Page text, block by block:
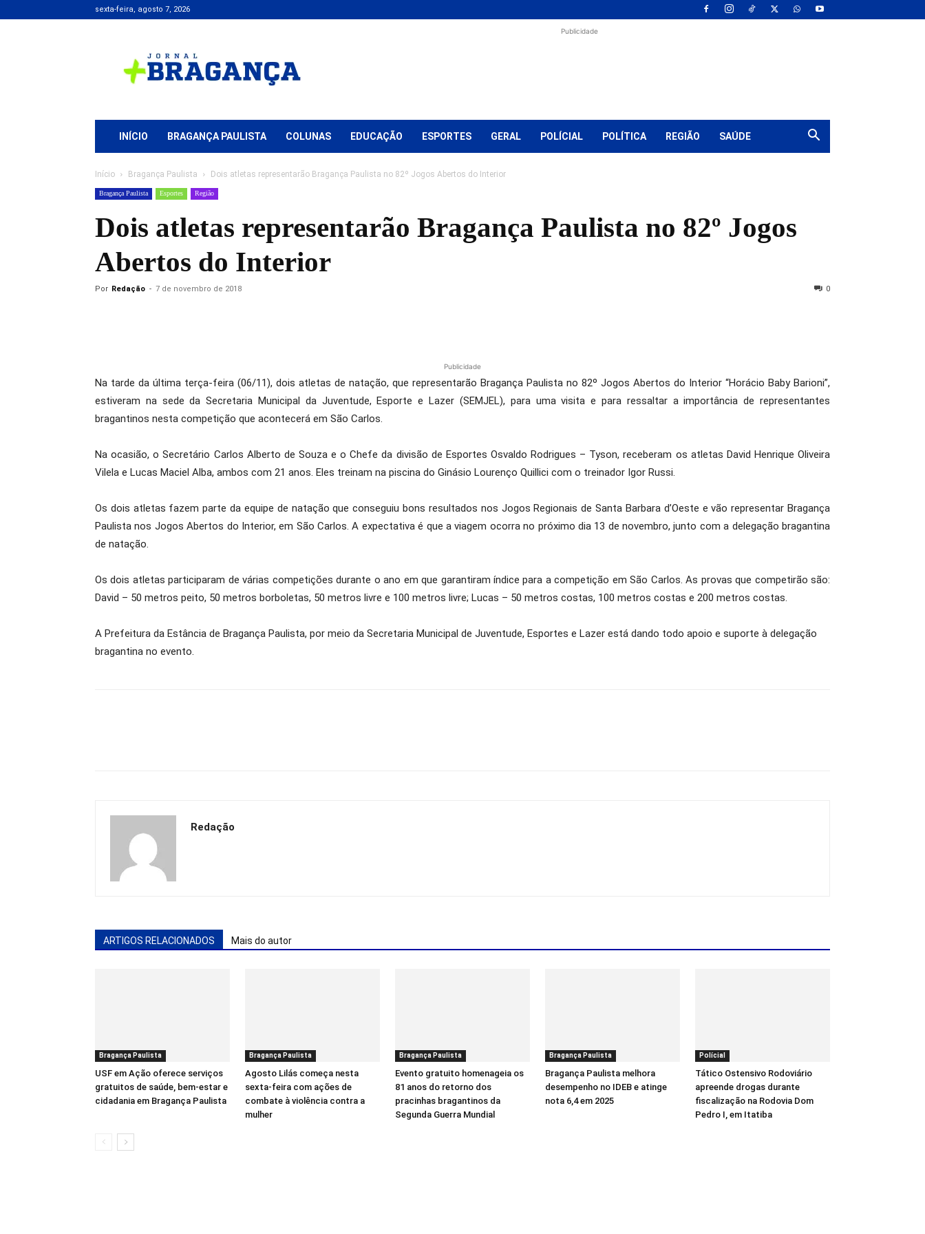
sexta-feira, agosto 7, 2026
+
Bragança
Publicidade
INÍCIO BRAGANÇA PAULISTA COLUNAS EDUCAÇÃO ESPORTES GERAL POLÍCIAL POLÍTICA REGIÃO SAÚDE
Início Bragança Paulista Dois atletas representarão Bragança Paulista no 82º Jogos Abertos do Interior
Bragança Paulista Esportes Região
Dois atletas representarão Bragança Paulista no 82º Jogos
Abertos do Interior
Por Redação - 7 de novembro de 2018 0
Publicidade
Na tarde da última terça-feira (06/11), dois atletas de natação, que representarão Bragança Paulista no 82º Jogos Abertos do Interior “Horácio Baby Barioni”,
estiveram na sede da Secretaria Municipal da Juventude, Esporte e Lazer (SEMJEL), para uma visita e para ressaltar a importância de representantes
bragantinos nesta competição que acontecerá em São Carlos.
Na ocasião, o Secretário Carlos Alberto de Souza e o Chefe da divisão de Esportes Osvaldo Rodrigues – Tyson, receberam os atletas David Henrique Oliveira
Vilela e Lucas Maciel Alba, ambos com 21 anos. Eles treinam na piscina do Ginásio Lourenço Quillici com o treinador Igor Russi.
Os dois atletas fazem parte da equipe de natação que conseguiu bons resultados nos Jogos Regionais de Santa Barbara d’Oeste e vão representar Bragança
Paulista nos Jogos Abertos do Interior, em São Carlos. A expectativa é que a viagem ocorra no próximo dia 13 de novembro, junto com a delegação bragantina
de natação.
Os dois atletas participaram de várias competições durante o ano em que garantiram índice para a competição em São Carlos. As provas que competirão são:
David – 50 metros peito, 50 metros borboletas, 50 metros livre e 100 metros livre; Lucas – 50 metros costas, 100 metros costas e 200 metros costas.
A Prefeitura da Estância de Bragança Paulista, por meio da Secretaria Municipal de Juventude, Esportes e Lazer está dando todo apoio e suporte à delegação
bragantina no evento.
Redação
ARTIGOS RELACIONADOS Mais do autor
Bragança Paulista
USF em Ação oferece serviços
gratuitos de saúde, bem-estar e
cidadania em Bragança Paulista
Bragança Paulista
Agosto Lilás começa nesta
sexta-feira com ações de
combate à violência contra a
mulher
Bragança Paulista
Evento gratuito homenageia os
81 anos do retorno dos
pracinhas bragantinos da
Segunda Guerra Mundial
Bragança Paulista
Bragança Paulista melhora
desempenho no IDEB e atinge
nota 6,4 em 2025
Polícial
Tático Ostensivo Rodoviário
apreende drogas durante
fiscalização na Rodovia Dom
Pedro I, em Itatiba